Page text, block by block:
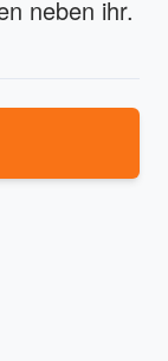
neben ihr.